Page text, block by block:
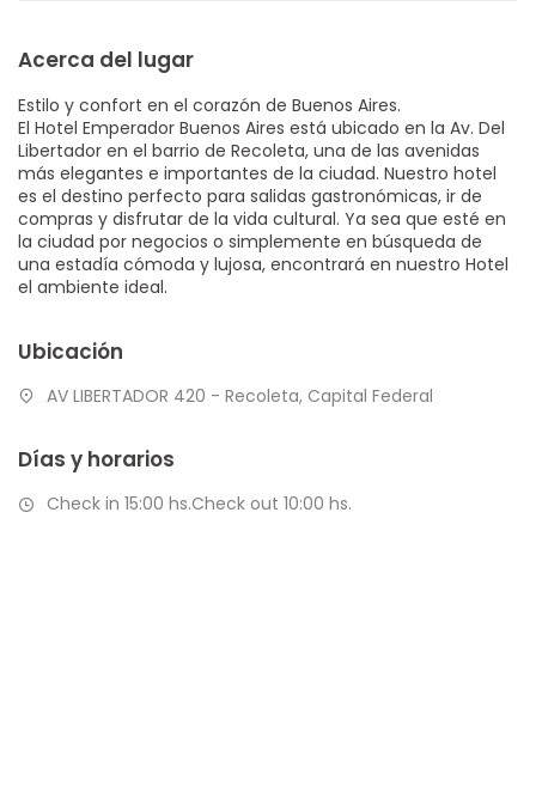
Acerca del lugar
Estilo y confort en el corazón de Buenos Aires.
El Hotel Emperador Buenos Aires está ubicado en la Av. Del
Libertador en el barrio de Recoleta, una de las avenidas
más elegantes e importantes de la ciudad. Nuestro hotel
es el destino perfecto para salidas gastronómicas, ir de
compras y disfrutar de la vida cultural. Ya sea que esté en
la ciudad por negocios o simplemente en búsqueda de
una estadía cómoda y lujosa, encontrará en nuestro Hotel
el ambiente ideal.
Ubicación
AV LIBERTADOR 420 - Recoleta, Capital Federal
Días y horarios
Check in 15:00 hs.Check out 10:00 hs.